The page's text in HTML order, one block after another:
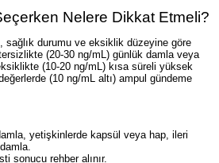
Nelere Dikkat Etmeli?
sağlık durumu ve eksiklik düzeyine göre
(20-30 ng/mL) günlük damla veya
(10-20 ng/mL) kısa süreli yüksek
(10 ng/mL altı) ampul gündeme
yetişkinlerde kapsül veya hap, ileri
sonucu rehber alınır.